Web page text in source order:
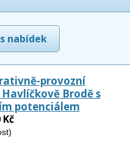
nabídek
provozní
Brodě s
potenciálem
Kč